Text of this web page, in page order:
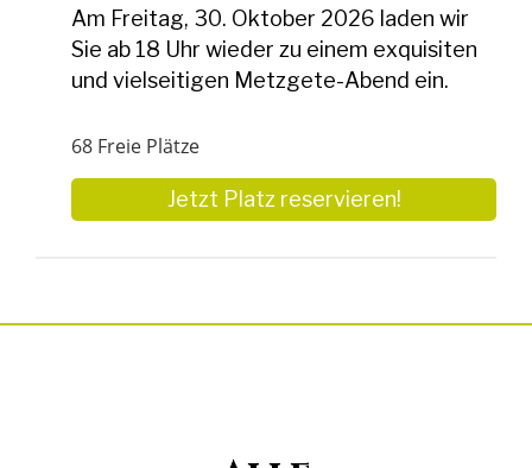
Am Freitag, 30. Oktober 2026 laden wir
Sie ab 18 Uhr wieder zu einem exquisiten
und vielseitigen Metzgete-Abend ein.
68 Freie Plätze
Jetzt Platz reservieren!